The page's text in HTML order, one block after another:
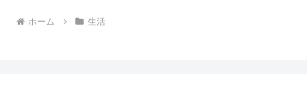
ホーム 生活